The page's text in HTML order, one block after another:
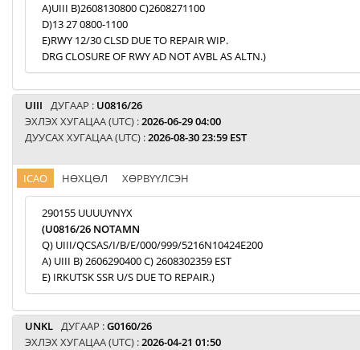
A)UIII B)2608130800 C)2608271100
D)13 27 0800-1100
E)RWY 12/30 CLSD DUE TO REPAIR WIP.
DRG CLOSURE OF RWY AD NOT AVBL AS ALTN.)
UIII ДУГААР : U0816/26
ЭХЛЭХ ХУГАЦАА (UTC) :2026-06-29 04:00
ДУУСАХ ХУГАЦАА (UTC) :2026-08-30 23:59 EST
ICAO НӨХЦӨЛ ХӨРВҮҮЛСЭН
290155 UUUUYNYX
(U0816/26 NOTAMN
Q) UIII/QCSAS/I/B/E/000/999/5216N10424E200
A) UIII B) 2606290400 C) 2608302359 EST
E) IRKUTSK SSR U/S DUE TO REPAIR.)
UNKL ДУГААР :G0160/26
ЭХЛЭХ ХУГАЦАА (UTC) :2026-04-21 01:50